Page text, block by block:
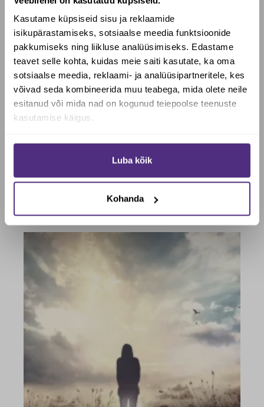
Kasutame küpsiseid sisu ja reklaamide
isikupärastamiseks, sotsiaalse meedia funktsioonide
pakkumiseks ning liikluse analüüsimiseks. Edastame
teavet selle kohta, kuidas meie saiti kasutate, ka oma
sotsiaalse meedia, reklaami- ja analüüsipartneritele, kes
võivad seda kombineerida muu teabega, mida olete neile
esitanud või mida nad on kogunud teiepoolse teenuste
kasutamise käigus.
Luba kõik
Kohanda
Soovid saada Biotheka e-poes
allahindlust?
Jah, soovin soodustust